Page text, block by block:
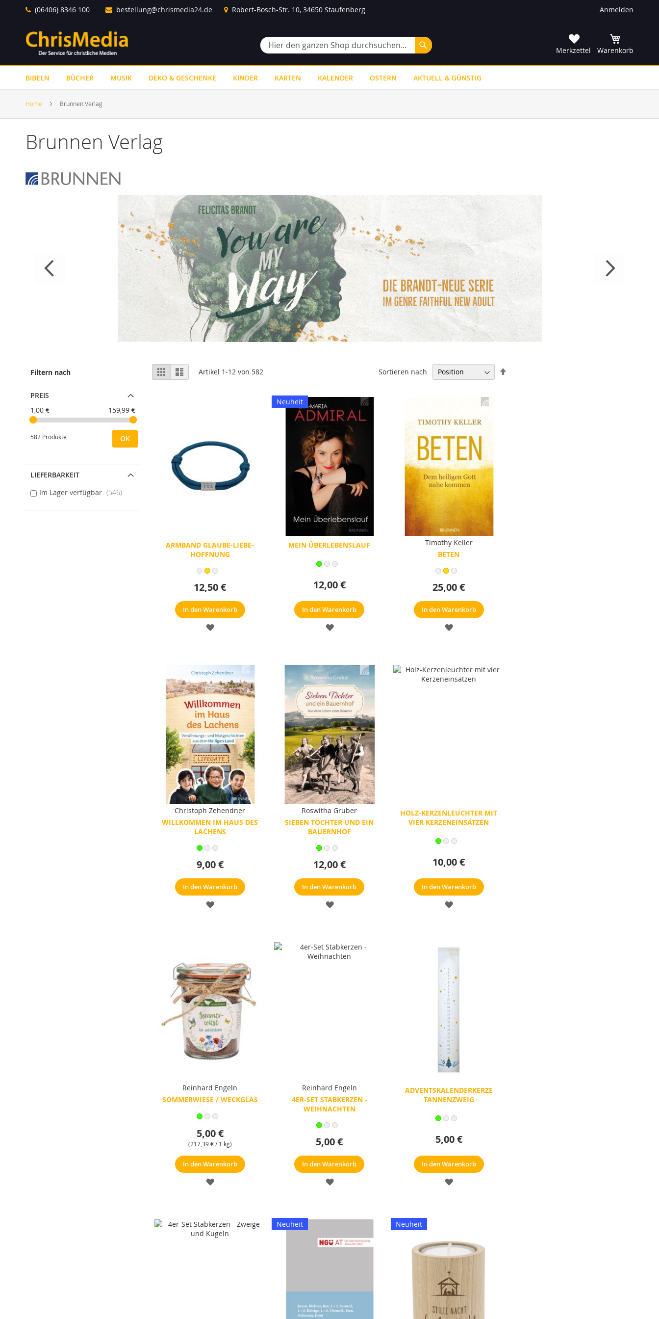
Direkt
Inhalt
Anmelden
(06406) 8346 100 bestellung@chrismedia24.de Robert-Bosch-Str. 10, 34650 Staufenberg
Suche
Suche
Merkzettel
Warenkorb
BIBELN BÜCHER MUSIK DEKO & GESCHENKE KINDER KARTEN KALENDER OSTERN AKTUELL & GÜNSTIG
Home Brunnen Verlag
Brunnen Verlag
Ansicht
als
RasterListe Artikel 1-12 von 582 Sortieren nach
ARMBAND GLAUBE-LIEBE-
HOFFNUNG
12,50 €
In den Warenkorb
MERKZETTEL
Neuheit
MEIN ÜBERLEBENSLAUF
12,00 €
In den Warenkorb
MERKZETTEL
Timothy Keller
BETEN
25,00 €
In den Warenkorb
MERKZETTEL
Christoph Zehendner
WILLKOMMEN IM HAUS DES
LACHENS
9,00 €
In den Warenkorb
MERKZETTEL
Roswitha Gruber
SIEBEN TÖCHTER UND EIN
BAUERNHOF
12,00 €
In den Warenkorb
MERKZETTEL
HOLZ-KERZENLEUCHTER MIT
VIER KERZENEINSÄTZEN
10,00 €
In den Warenkorb
MERKZETTEL
Reinhard Engeln
SOMMERWIESE / WECKGLAS
5,00 €
(217,39 €/ 1 kg)
In den Warenkorb
MERKZETTEL
Reinhard Engeln
4ER-SET STABKERZEN -
WEIHNACHTEN
5,00 €
In den Warenkorb
MERKZETTEL
ADVENTSKALENDERKERZE
TANNENZWEIG
5,00 €
In den Warenkorb
MERKZETTEL
Neuheit Neuheit
Filtern nach
PREIS
1,00 €
159,99 €
582 Produkte OK
LIEFERBARKEIT
Im Lager verfügbar
546